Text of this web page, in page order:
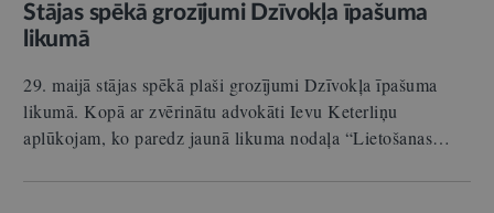
Stājas spēkā grozījumi Dzīvokļa īpašuma
likumā
29. maijā stājas spēkā plaši grozījumi Dzīvokļa īpašuma
likumā. Kopā ar zvērinātu advokāti Ievu Keterliņu
aplūkojam, ko paredz jaunā likuma nodaļa “Lietošanas…